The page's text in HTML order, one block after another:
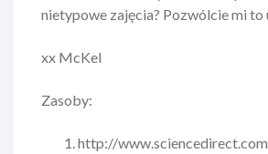
nietypowe zajęcia? Pozwólcie mi to
xx McKel
Zasoby:
http://